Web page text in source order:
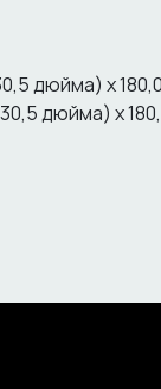
дюйма) x
дюйма) x